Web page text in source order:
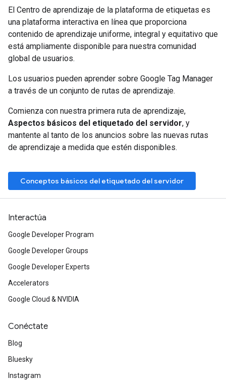
El Centro de aprendizaje de la plataforma de etiquetas es
una plataforma interactiva en línea que proporciona
contenido de aprendizaje uniforme, integral y equitativo que
está ampliamente disponible para nuestra comunidad
global de usuarios.
Los usuarios pueden aprender sobre Google Tag Manager
a través de un conjunto de rutas de aprendizaje.
Comienza con nuestra primera ruta de aprendizaje,
Aspectos básicos del etiquetado del servidor, y
mantente al tanto de los anuncios sobre las nuevas rutas
de aprendizaje a medida que estén disponibles.
Conceptos básicos del etiquetado del servidor
Interactúa
Google Developer Program
Google Developer Groups
Google Developer Experts
Accelerators
Google Cloud & NVIDIA
Conéctate
Blog
Bluesky
Instagram